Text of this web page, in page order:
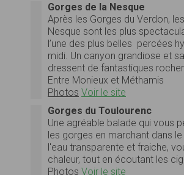
Gorges de la Nesque
Après les Gorges du Verdon,
Nesque sont les plus
l’une des plus belles percées
midi. Un canyon grandiose et
dressent de fantastiques
Entre Monieux et Méthamis
Photos Voir le site
Gorges du Toulourenc
Une agréable balade qui vous
les gorges en marchant dans
l'eau transparente et fraiche,
chaleur, tout en écoutant les
Photos Voir le site